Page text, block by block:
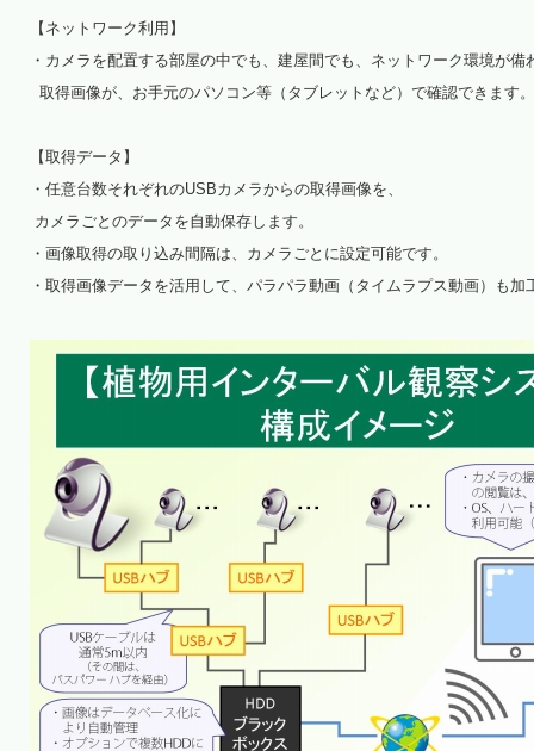
【ネットワーク利用】
・カメラを配置する部屋の中でも、建屋間でも、ネットワーク環境が備
取得画像が、お手元のパソコン等（タブレットなど）で確認できます。
【取得データ】
・任意台数それぞれのUSBカメラからの取得画像を、
カメラごとのデータを自動保存します。
・画像取得の取り込み間隔は、カメラごとに設定可能です。
・取得画像データを活用して、パラパラ動画（タイムラプス動画）も加